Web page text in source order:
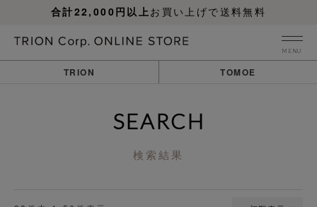
合計22,000円以上お買い上げで送料無料
MENU
TRION TOMOE
SEARCH
検索結果